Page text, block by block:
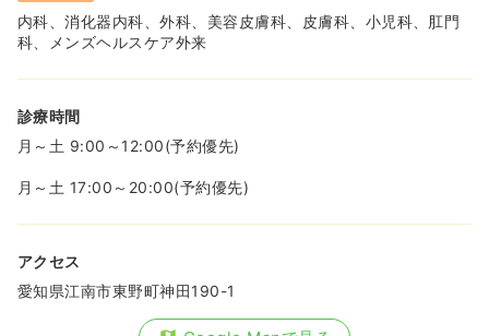
内科、消化器内科、外科、美容皮膚科、皮膚科、小児科、肛門
科、メンズヘルスケア外来
診療時間
月～土 9:00～12:00(予約優先)
月～土 17:00～20:00(予約優先)
アクセス
愛知県江南市東野町神田190-1